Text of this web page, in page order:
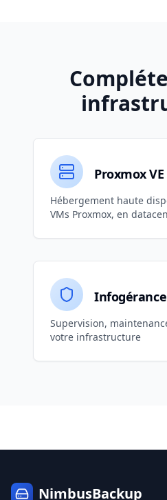
Proxmox
Hébergement haute
VMs Proxmox, en
Supervision,
votre infrastructure
NimbusBackup